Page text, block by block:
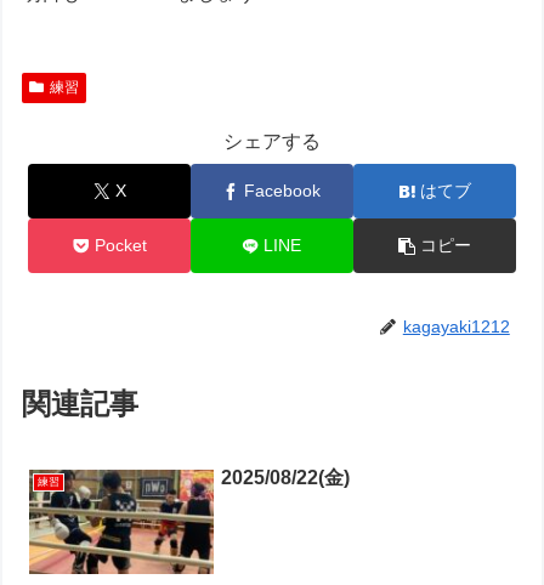
練習
シェアする
X Facebook はてブ
Pocket LINE コピー
kagayaki1212
関連記事
練習 2025/08/22(金)